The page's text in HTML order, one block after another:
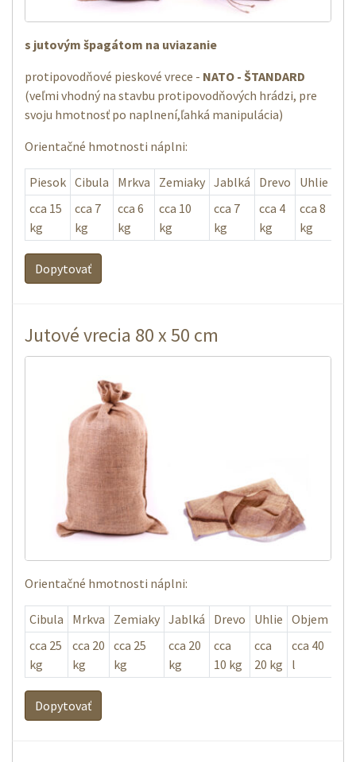
s jutovým špagátom na uviazanie
protipovodňové pieskové vrece - NATO - ŠTANDARD
(veľmi vhodný na stavbu protipovodňových hrádzi, pre
svoju hmotnosť po naplnení,ľahká manipulácia)
Orientačné hmotnosti náplni:
Piesok Cibula Mrkva Zemiaky Jablká Drevo Uhlie
cca 15
kg
cca 7
kg
cca 6
kg
cca 10
kg
cca 7
kg
cca 4
kg
cca 8
kg
Dopytovať
Jutové vrecia 80 x 50 cm
Orientačné hmotnosti náplni:
Cibula Mrkva Zemiaky Jablká Drevo Uhlie Objem
cca 25
kg
cca 20
kg
cca 25
kg
cca 20
kg
cca
10 kg
cca
20 kg
cca 40
l
Dopytovať